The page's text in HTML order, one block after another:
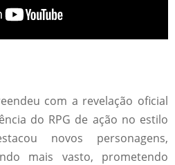
com a revelação oficial
do RPG de ação no estilo
novos personagens,
mais vasto, prometendo